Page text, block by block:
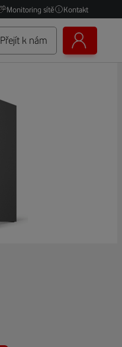
Monitoring sítě Kontakt
Přejít k nám